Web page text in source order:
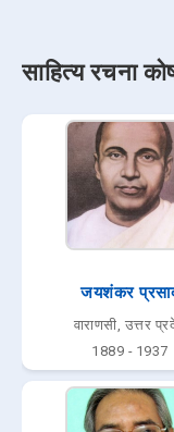
साहित्य रचना
जयशंकर
वाराणसी, उत्तर
1889 - 1937